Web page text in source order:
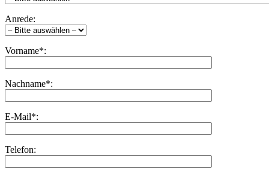
Anrede:
Vorname*:
Nachname*:
E-Mail*:
Telefon: